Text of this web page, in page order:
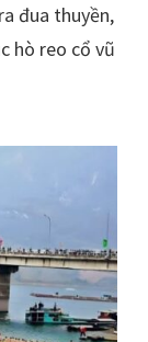
đua thuyền,
hò reo cổ vũ